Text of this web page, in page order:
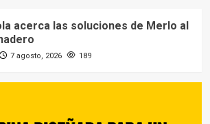
acerca las soluciones de Merlo al
7 agosto, 2026 189